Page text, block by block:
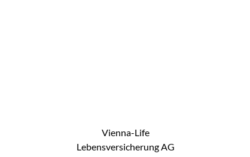
Vienna-Life
Lebensversicherung AG